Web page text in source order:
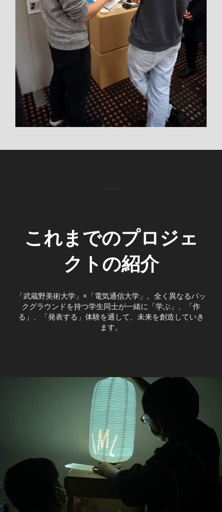
これまでのプロジェ
クトの紹介
「武蔵野美術大学」×「電気通信大学」。全く異なるバッ
クグラウンドを持つ学生同士が一緒に「学ぶ」、「作
る」、「発表する」体験を通して、未来を創造していき
ます。